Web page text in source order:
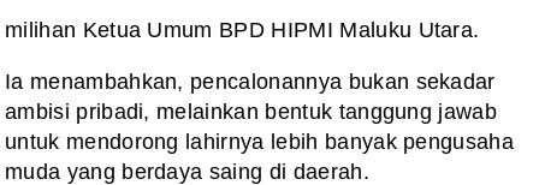
milihan Ketua Umum BPD HIPMI Maluku Utara.
Ia menambahkan, pencalonannya bukan sekadar
ambisi pribadi, melainkan bentuk tanggung jawab
untuk mendorong lahirnya lebih banyak pengusaha
muda yang berdaya saing di daerah.